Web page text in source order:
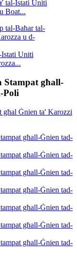
tal-Istati Uniti
Boat...
Uniti
Stampat għall-
Poli